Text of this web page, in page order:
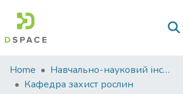
Communities
&
Home
Навчально-науковий інститут агротехнологій, селекції та екології
Кафедра захист рослин